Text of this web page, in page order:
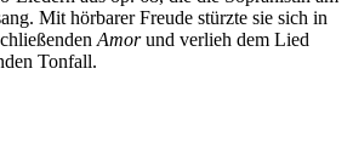
Mit hörbarer Freude stürzte sie sich in
Amorund verlieh dem Lied
Tonfall.